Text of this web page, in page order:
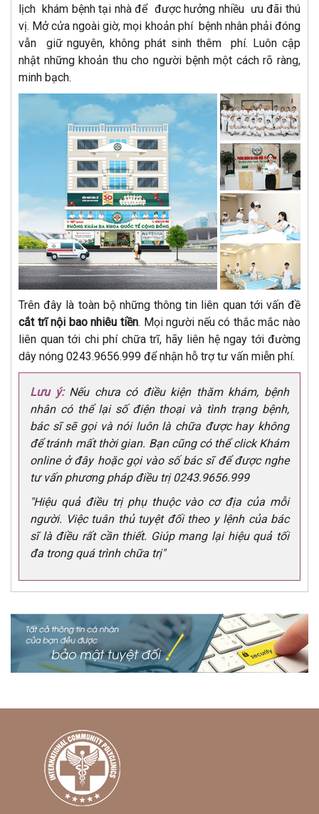
lịch khám bệnh tại nhà để được hưởng nhiều ưu đãi thú
vị. Mở cửa ngoài giờ, mọi khoản phí bệnh nhân phải đóng
vẫn giữ nguyên, không phát sinh thêm phí. Luôn cập
nhật những khoản thu cho người bệnh một cách rõ ràng,
minh bạch.
Trên đây là toàn bộ những thông tin liên quan tới vấn đề
cắt trĩ nội bao nhiêu tiền. Mọi người nếu có thắc mắc nào
liên quan tới chi phí chữa trĩ, hãy liên hệ ngay tới đường
dây nóng 0243.9656.999 để nhận hỗ trợ tư vấn miễn phí.
Lưu ý:Nếu chưa có điều kiện thăm khám, bệnh
nhân có thể lại số điện thoại và tình trạng bệnh,
bác sĩ sẽ gọi và nói luôn là chữa được hay không
để tránh mất thời gian. Bạn cũng có thể click Khám
online ở đây hoặc gọi vào số bác sĩ để được nghe
tư vấn phương pháp điều trị 0243.9656.999
"Hiệu quả điều trị phụ thuộc vào cơ địa của mỗi
người. Việc tuân thủ tuyệt đối theo y lệnh của bác
sĩ là điều rất cần thiết. Giúp mang lại hiệu quả tối
đa trong quá trình chữa trị"